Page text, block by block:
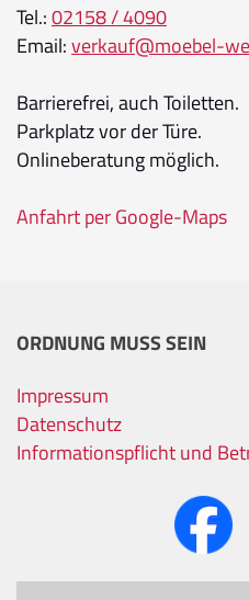
Tel.:02158 / 4090
Email:verkauf@moebel-
Barrierefrei, auch Toiletten.
Parkplatz vor der Türe.
Onlineberatung möglich.
Anfahrt per Google-Maps
ORDNUNG MUSS SEIN
Impressum
Datenschutz
Informationspflicht und